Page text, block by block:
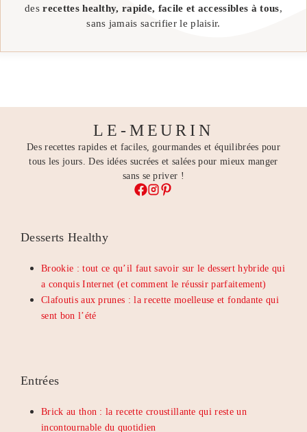
desrecettes healthy, rapide, facile et accessibles à tous,
sans jamais sacrifier le plaisir.
LE-MEURIN
Des recettes rapides et faciles, gourmandes et équilibrées pour
tous les jours. Des idées sucrées et salées pour mieux manger
sans se priver !
Desserts Healthy
Brookie : tout ce qu’il faut savoir sur le dessert hybride qui
a conquis Internet (et comment le réussir parfaitement)
Clafoutis aux prunes : la recette moelleuse et fondante qui
sent bon l’été
Entrées
Brick au thon : la recette croustillante qui reste un
incontournable du quotidien